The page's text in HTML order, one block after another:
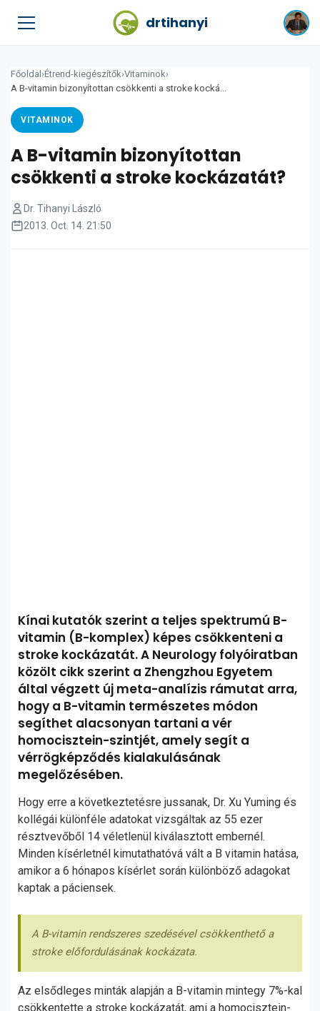
drtihanyi
Főoldal ›Étrend-kiegészítők›Vitaminok›
A B-vitamin bizonyítottan csökkenti a stroke kocká...
VITAMINOK
A B-vitamin bizonyítottan
csökkenti a stroke kockázatát?
Dr. Tihanyi László
2013. Oct. 14. 21:50
Kínai kutatók szerint a teljes spektrumú B-
vitamin (B-komplex) képes csökkenteni a
stroke kockázatát. A Neurology folyóiratban
közölt cikk szerint a Zhengzhou Egyetem
által végzett új meta-analízis rámutat arra,
hogy a B-vitamin természetes módon
segíthet alacsonyan tartani a vér
homocisztein-szintjét, amely segít a
vérrögképződés kialakulásának
megelőzésében.
Hogy erre a következtetésre jussanak, Dr. Xu Yuming és
kollégái különféle adatokat vizsgáltak az 55 ezer
résztvevőből 14 véletlenül kiválasztott embernél.
Minden kísérletnél kimutathatóvá vált a B vitamin hatása,
amikor a 6 hónapos kísérlet során különböző adagokat
kaptak a páciensek.
A B-vitamin rendszeres szedésével csökkenthető a
stroke előfordulásának kockázata.
Az elsődleges minták alapján a B-vitamin mintegy 7%-kal
csökkentette a stroke kockázatát, ami a homocisztein-